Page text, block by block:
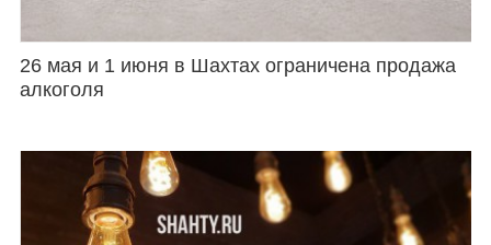
26 мая и 1 июня в Шахтах ограничена продажа
алкоголя